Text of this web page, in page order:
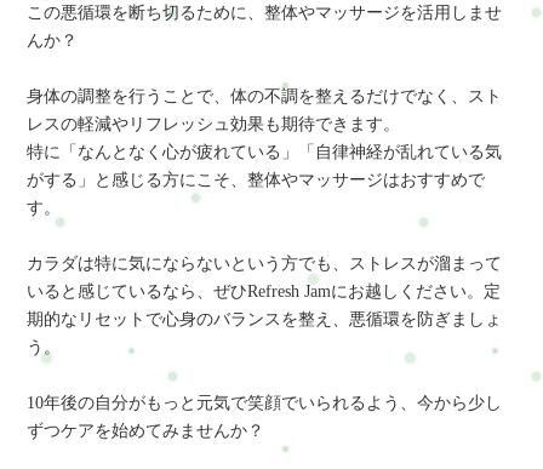
この悪循環を断ち切るために、整体やマッサージを活用しませ
んか？
身体の調整を行うことで、体の不調を整えるだけでなく、スト
レスの軽減やリフレッシュ効果も期待できます。
特に「なんとなく心が疲れている」「自律神経が乱れている気
がする」と感じる方にこそ、整体やマッサージはおすすめで
す。
カラダは特に気にならないという方でも、ストレスが溜まって
いると感じているなら、ぜひRefresh Jamにお越しください。定
期的なリセットで心身のバランスを整え、悪循環を防ぎましょ
う。
10年後の自分がもっと元気で笑顔でいられるよう、今から少し
ずつケアを始めてみませんか？